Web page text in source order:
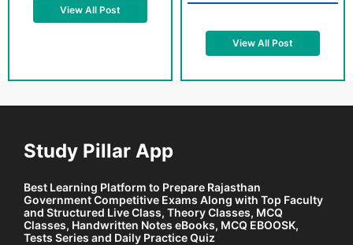
View All Post
View All Post
Study Pillar App
Best Learning Platform to Prepare Rajasthan
Government Competitive Exams Along with Top Faculty
and Structured Live Class, Theory Classes, MCQ
Classes, Handwritten Notes eBooks, MCQ EBOOSK,
Tests Series and Daily Practice Quiz